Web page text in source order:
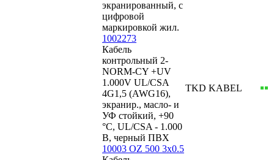
экранированный, с
цифровой
маркировкой жил.
1002273
Кабель
контрольный 2-
NORM-CY +UV
1.000V UL/CSA
4G1,5 (AWG16),
экранир., масло- и
УФ стойкий, +90
°C, UL/CSA - 1.000
В, черный ПВХ
TKD KABEL
10003 OZ 500 3x0.5